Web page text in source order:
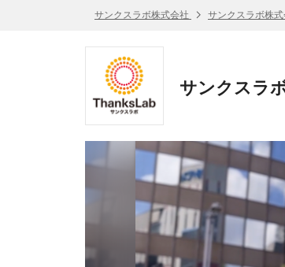
サンクスラボ株式会社 サンクスラボ株
サンクスラ